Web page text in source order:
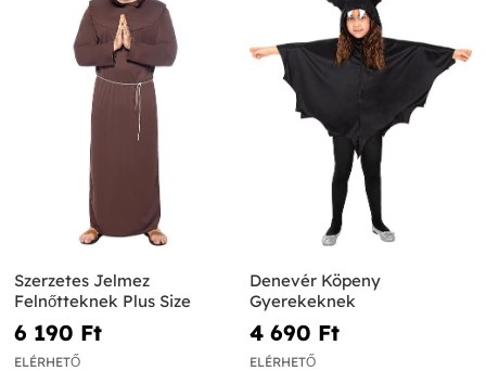
Szerzetes Jelmez
Felnőtteknek Plus Size
6 190 Ft‎
ELÉRHETŐ
Denevér Köpeny
Gyerekeknek
4 690 Ft‎
ELÉRHETŐ